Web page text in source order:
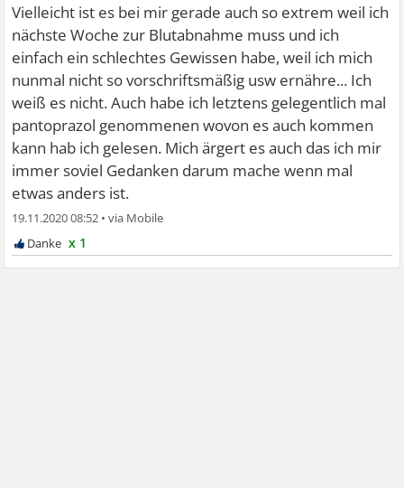
Vielleicht ist es bei mir gerade auch so extrem weil ich
nächste Woche zur Blutabnahme muss und ich
einfach ein schlechtes Gewissen habe, weil ich mich
nunmal nicht so vorschriftsmäßig usw ernähre... Ich
weiß es nicht. Auch habe ich letztens gelegentlich mal
pantoprazol genommenen wovon es auch kommen
kann hab ich gelesen. Mich ärgert es auch das ich mir
immer soviel Gedanken darum mache wenn mal
etwas anders ist.
19.11.2020 08:52 •
x 1